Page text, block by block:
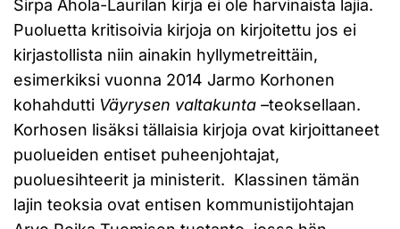
Sirpa Ahola-Laurilan kirja ei ole harvinaista lajia.
Puoluetta kritisoivia kirjoja on kirjoitettu jos ei
kirjastollista niin ainakin hyllymetreittäin,
esimerkiksi vuonna 2014 Jarmo Korhonen
kohahdutti Väyrysen valtakunta –teoksellaan.
Korhosen lisäksi tällaisia kirjoja ovat kirjoittaneet
puolueiden entiset puheenjohtajat,
puoluesihteerit ja ministerit. Klassinen tämän
lajin teoksia ovat entisen kommunistijohtajan